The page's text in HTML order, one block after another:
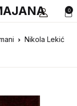
0
Nikola Lekić